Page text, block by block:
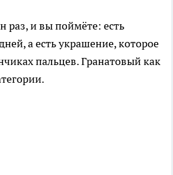
раз, и вы поймёте: есть
а есть украшение, которое
пальцев. Гранатовый как